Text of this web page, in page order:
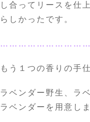
し合ってリースを仕
らしかったです。
もう１つの香りの手
ラベンダー野生、ラ
ラベンダーを用意し